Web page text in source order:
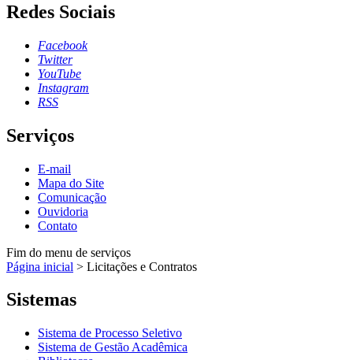
Redes Sociais
Facebook
Twitter
YouTube
Instagram
RSS
Serviços
E-mail
Mapa do Site
Comunicação
Ouvidoria
Contato
Fim do menu de serviços
Página inicial > Licitações e Contratos
Sistemas
Sistema de Processo Seletivo
Sistema de Gestão Acadêmica